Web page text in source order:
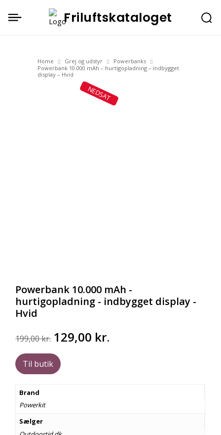
Friluftskataloget
Home Grej og udstyr
Powerbanks
Powerbank 10.000 mAh – hurtigopladning – indbygget
display – Hvid
NEDSAT
Powerbank 10.000 mAh -
hurtigopladning - indbygget display -
Hvid
199,00kr. Den
oprindelige
pris
var:
199,00 kr..
129,00 kr.
Til butik
Brand
Powerkit
Sælger